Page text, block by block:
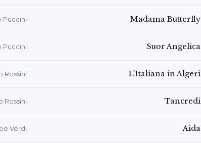
Madama Butterfly
Puccini
Suor Angelica
Puccini
L'Italiana in Algeri
Rossini
Tancredi
Rossini
Aida
Verdi